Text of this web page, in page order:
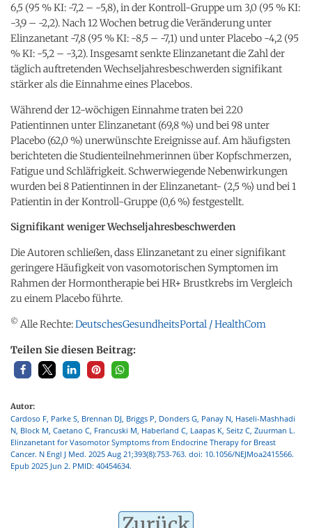
6,5 (95 % KI: -7,2 – -5,8), in der Kontroll-Gruppe um 3,0 (95 % KI:
-3,9 – -2,2). Nach 12 Wochen betrug die Veränderung unter
Elinzanetant -7,8 (95 % KI: -8,5 – -7,1) und unter Placebo -4,2 (95
% KI: -5,2 – -3,2). Insgesamt senkte Elinzanetant die Zahl der
täglich auftretenden Wechseljahresbeschwerden signifikant
stärker als die Einnahme eines Placebos.
Während der 12-wöchigen Einnahme traten bei 220
Patientinnen unter Elinzanetant (69,8 %) und bei 98 unter
Placebo (62,0 %) unerwünschte Ereignisse auf. Am häufigsten
berichteten die Studienteilnehmerinnen über Kopfschmerzen,
Fatigue und Schläfrigkeit. Schwerwiegende Nebenwirkungen
wurden bei 8 Patientinnen in der Elinzanetant- (2,5 %) und bei 1
Patientin in der Kontroll-Gruppe (0,6 %) festgestellt.
Signifikant weniger Wechseljahresbeschwerden
Die Autoren schließen, dass Elinzanetant zu einer signifikant
geringere Häufigkeit von vasomotorischen Symptomen im
Rahmen der Hormontherapie bei HR+ Brustkrebs im Vergleich
zu einem Placebo führte.
© Alle Rechte:DeutschesGesundheitsPortal / HealthCom
Teilen Sie diesen Beitrag:
Autor:
Cardoso F, Parke S, Brennan DJ, Briggs P, Donders G, Panay N, Haseli-Mashhadi
N, Block M, Caetano C, Francuski M, Haberland C, Laapas K, Seitz C, Zuurman L.
Elinzanetant for Vasomotor Symptoms from Endocrine Therapy for Breast
Cancer. N Engl J Med. 2025 Aug 21;393(8):753-763. doi: 10.1056/NEJMoa2415566.
Epub 2025 Jun 2. PMID: 40454634.